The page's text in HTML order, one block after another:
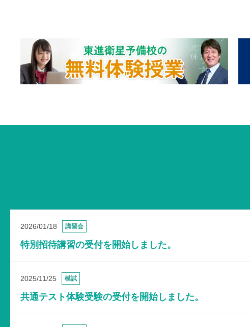
2026/01/18 講習会
特別招待講習の受付を開始しました。
2025/11/25 模試
共通テスト体験受験の受付を開始しました。